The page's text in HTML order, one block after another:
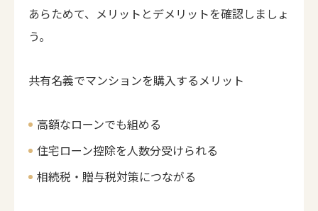
あらためて、メリットとデメリットを確認しましょ
う。
共有名義でマンションを購入するメリット
高額なローンでも組める
住宅ローン控除を人数分受けられる
相続税・贈与税対策につながる